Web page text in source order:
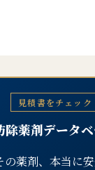
見積書をチェック
除薬剤データ
の薬剤、本当に